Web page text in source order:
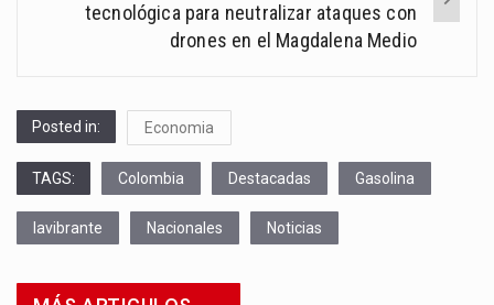
tecnológica para neutralizar ataques con
drones en el Magdalena Medio
Posted in: Economia
TAGS: Colombia Destacadas Gasolina
lavibrante Nacionales Noticias